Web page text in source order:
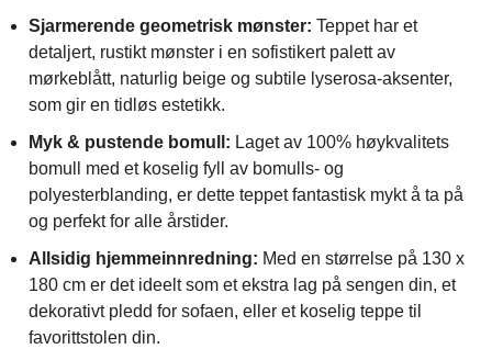
Sjarmerende geometrisk mønster: Teppet har et
detaljert, rustikt mønster i en sofistikert palett av
mørkeblått, naturlig beige og subtile lyserosa-aksenter,
som gir en tidløs estetikk.
Myk & pustende bomull: Laget av 100% høykvalitets
bomull med et koselig fyll av bomulls- og
polyesterblanding, er dette teppet fantastisk mykt å ta på
og perfekt for alle årstider.
Allsidig hjemmeinnredning: Med en størrelse på 130 x
180 cm er det ideelt som et ekstra lag på sengen din, et
dekorativt pledd for sofaen, eller et koselig teppe til
favorittstolen din.